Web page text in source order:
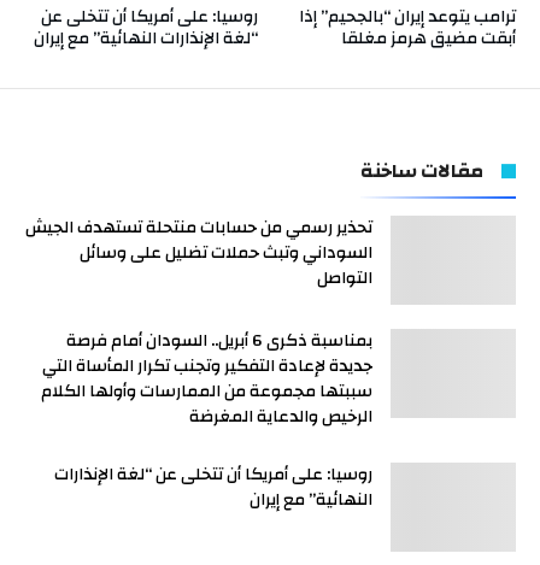
روسيا: على أمريكا أن تتخلى عن
“لغة الإنذارات النهائية” مع إيران
ترامب يتوعد إيران “بالجحيم” إذا
أبقت مضيق هرمز مغلقا
مقالات ساخنة
تحذير رسمي من حسابات منتحلة تستهدف الجيش
السوداني وتبث حملات تضليل على وسائل
التواصل
بمناسبة ذكرى 6 أبريل.. السودان أمام فرصة
جديدة لإعادة التفكير وتجنب تكرار المأساة التي
سببتها مجموعة من الممارسات وأولها الكلام
الرخيص والدعاية المغرضة
روسيا: على أمريكا أن تتخلى عن “لغة الإنذارات
النهائية” مع إيران